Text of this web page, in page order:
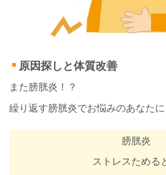
原因探しと体質改善
また膀胱炎！？
繰り返す膀胱炎でお悩みのあなた
膀胱炎
ストレスため